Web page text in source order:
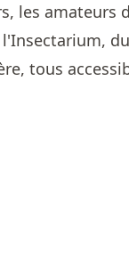
les amateurs
tous